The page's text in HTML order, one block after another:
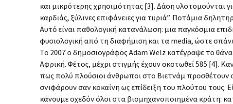
και μικρότερης χρησιμότητας [3]. Δάση υλοτομούνται
καρδιάς, ξύλινες επιφάνειες για τυριά”. Ποτάμια
Αυτό είναι παθολογική κατανάλωση: μια παγκόσμια
φυσιολογική από τη διαφήμιση και τα media, ώστε
Το 2007 ο δημοσιογράφος Adam Welz κατέγραψε το
Αφρική. Φέτος, μέχρι στιγμής έχουν σκοτωθεί 585 [4].
πως πολύ πλούσιοι άνθρωποι στο Βιετνάμ
σνιφάρουν σαν κοκαΐνη ως επίδειξη του πλούτου τους.
κάνουμε σχεδόν όλοι στα βιομηχανοποιημένα κράτη: